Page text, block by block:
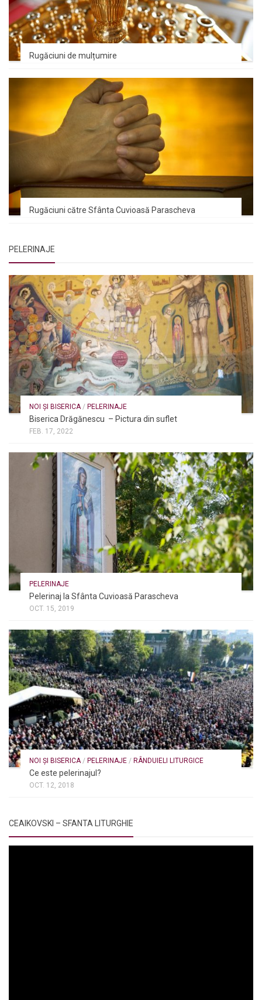
Rugăciuni de mulțumire
Rugăciuni către Sfânta Cuvioasă Parascheva
PELERINAJE
NOI ȘI BISERICA/ PELERINAJE
Biserica Drăgănescu – Pictura din suflet
FEB. 17, 2022
PELERINAJE
Pelerinaj la Sfânta Cuvioasă Parascheva
OCT. 15, 2019
NOI ȘI BISERICA/ PELERINAJE / RÂNDUIELI LITURGICE
Ce este pelerinajul?
OCT. 12, 2018
CEAIKOVSKI – SFANTA LITURGHIE